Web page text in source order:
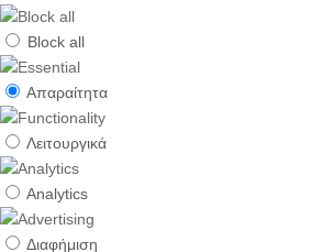
Block all
Απαραίτητα
Λειτουργικά
Analytics
Διαφήμιση